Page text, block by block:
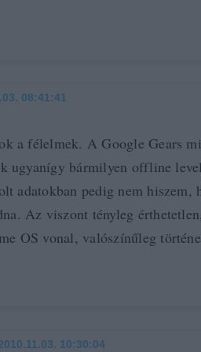
08:41:41
a félelmek. A Google Gears
ugyanígy bármilyen offline
adatokban pedig nem hiszem,
Az viszont tényleg
OS vonal, valószínűleg
10:30:04